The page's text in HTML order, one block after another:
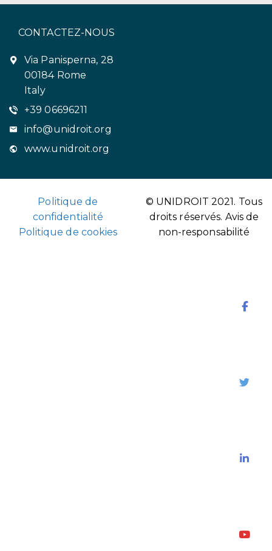
CONTACTEZ-NOUS
Via Panisperna, 28
00184 Rome
Italy
+39 06696211
info@unidroit.org
www.unidroit.org
Politique de
confidentialité
Politique de cookies
© UNIDROIT 2021. Tous
droits réservés. Avis de
non-responsabilité